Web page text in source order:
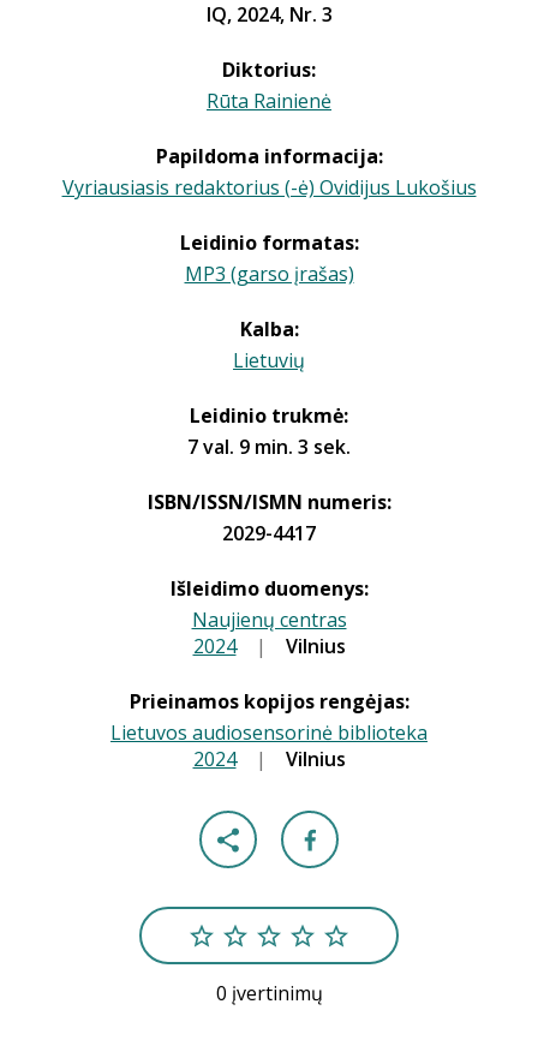
IQ, 2024, Nr. 3
Diktorius:
Rūta Rainienė
Papildoma informacija:
Vyriausiasis redaktorius (-ė) Ovidijus Lukošius
Leidinio formatas:
MP3 (garso įrašas)
Kalba:
Lietuvių
Leidinio trukmė:
7 val. 9 min. 3 sek.
ISBN/ISSN/ISMN numeris:
2029-4417
Išleidimo duomenys:
Naujienų centras
2024 | Vilnius
Prieinamos kopijos rengėjas:
Lietuvos audiosensorinė biblioteka
2024 | Vilnius
0 įvertinimų